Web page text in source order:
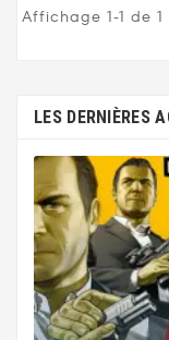
Affichage 1-1 de
LES DERNIÈRES